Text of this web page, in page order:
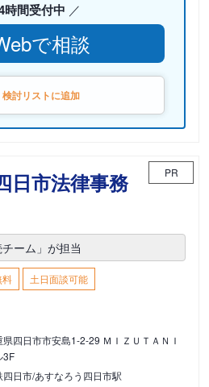
時間受付中
で相談
検討リストに追加
日市法律事務
PR
ーム」が担当
料
土日面談可能
県四日市市安島1-2-29 ＭＩＺＵＴＡＮＩ
3F
四日市/あすなろう四日市駅